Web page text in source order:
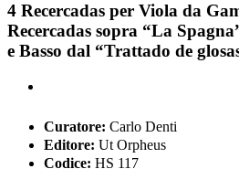
4 Recercadas per Viola da
Recercadas sopra “La
e Basso dal “Trattado de
Curatore: Carlo Denti
Editore: Ut Orpheus
Codice: HS 117